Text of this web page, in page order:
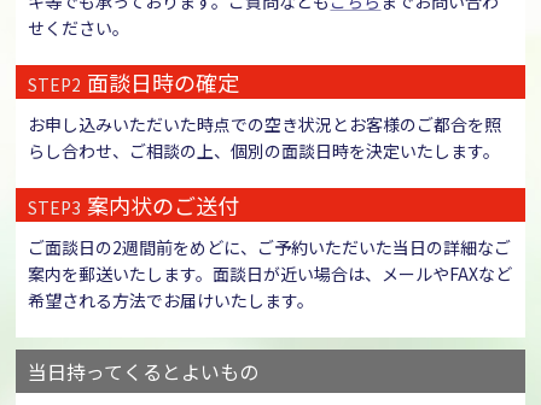
せください。
STEP2 面談日時の確定
お申し込みいただいた時点での空き状況とお客様のご都合を照
らし合わせ、ご相談の上、個別の面談日時を決定いたします。
STEP3 案内状のご送付
ご面談日の2週間前をめどに、ご予約いただいた当日の詳細なご
案内を郵送いたします。面談日が近い場合は、メールやFAXなど
希望される方法でお届けいたします。
当日持ってくるとよいもの